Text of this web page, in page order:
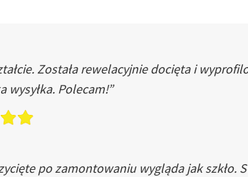
Została rewelacyjnie docięta i
wysyłka. Polecam!”
po zamontowaniu wygląda jak szkło.